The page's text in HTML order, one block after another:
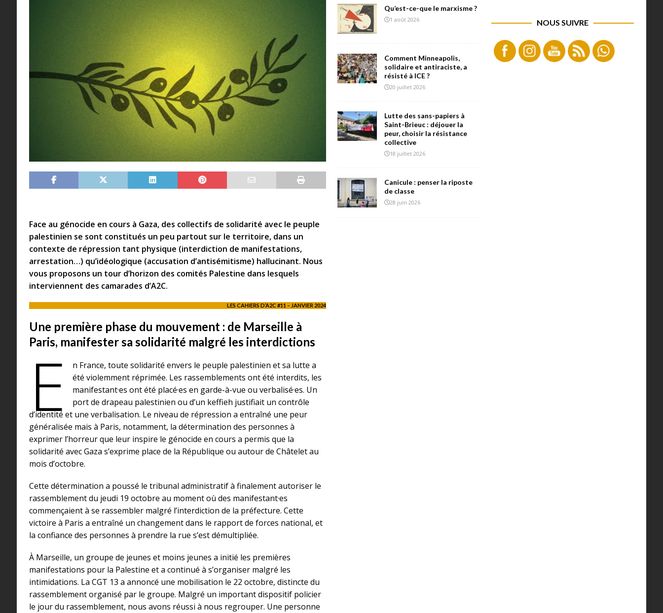
Face au génocide en cours à Gaza, des collectifs de solidarité avec le peuple
palestinien se sont constitués un peu partout sur le territoire, dans un
contexte de répression tant physique (interdiction de manifestations,
arrestation…) qu’idéologique (accusation d’antisémitisme) hallucinant. Nous
vous proposons un tour d’horizon des comités Palestine dans lesquels
interviennent des camarades d’A2C.
LES CAHIERS D’A2C #11 – JANVIER 2024
Une première phase du mouvement : de Marseille à
Paris, manifester sa solidarité malgré les interdictions
E
n France, toute solidarité envers le peuple palestinien et sa lutte a
été violemment réprimée. Les rassemblements ont été interdits, les
manifestant·es ont été placé·es en garde-à-vue ou verbalisé·es. Un
port de drapeau palestinien ou d’un keffieh justifiait un contrôle
d’identité et une verbalisation. Le niveau de répression a entraîné une peur
généralisée mais à Paris, notamment, la détermination des personnes à
exprimer l’horreur que leur inspire le génocide en cours a permis que la
solidarité avec Gaza s’exprime place de la République ou autour de Châtelet au
mois d’octobre.
Cette détermination a poussé le tribunal administratif à finalement autoriser le
rassemblement du jeudi 19 octobre au moment où des manifestant·es
commençaient à se rassembler malgré l’interdiction de la préfecture. Cette
victoire à Paris a entraîné un changement dans le rapport de forces national, et
la confiance des personnes à prendre la rue s’est démultipliée.
À Marseille, un groupe de jeunes et moins jeunes a initié les premières
manifestations pour la Palestine et a continué à s’organiser malgré les
intimidations. La CGT 13 a annoncé une mobilisation le 22 octobre, distincte du
rassemblement organisé par le groupe. Malgré un important dispositif policier
le jour du rassemblement, nous avons réussi à nous regrouper. Une personne
Qu’est-ce-que le marxisme ?
1 août 2026
Comment Minneapolis,
solidaire et antiraciste, a
résisté à ICE ?
20 juillet 2026
Lutte des sans-papiers à
Saint-Brieuc : déjouer la
peur, choisir la résistance
collective
18 juillet 2026
Canicule : penser la riposte
de classe
28 juin 2026
NOUS SUIVRE